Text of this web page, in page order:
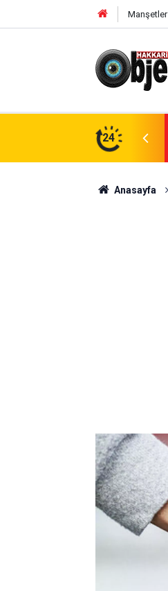
Manşetler
24
köprüler tarihe karışıyor
Anasayfa